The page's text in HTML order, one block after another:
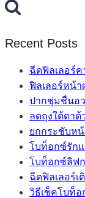
Recent Posts
ฉีดฟิลเลอร์
ฟิลเลอร์หน้า
ปากชุ่มชื่นอว
ลดถุงใต้ตาด้
ยกกระชับหน้
โบท็อกซ์รัก
โบท็อกซ์ลิฟ
ฉีดฟิลเลอร์เ
วิธีเช็คโบท็อ